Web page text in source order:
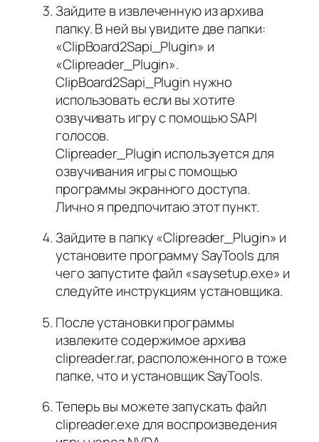
Зайдите в извлеченную из архива
папку. В ней вы увидите две папки:
«ClipBoard2Sapi_Plugin» и
«Clipreader_Plugin».
ClipBoard2Sapi_Plugin нужно
использовать если вы хотите
озвучивать игру с помощью SAPI
голосов.
Clipreader_Plugin используется для
озвучивания игры с помощью
программы экранного доступа.
Лично я предпочитаю этот пункт.
Зайдите в папку «Clipreader_Plugin» и
установите программу SayTools для
чего запустите файл «saysetup.exe» и
следуйте инструкциям установщика.
После установки программы
извлеките содержимое архива
clipreader.rar, расположенного в тоже
папке, что и установщик SayTools.
Теперь вы можете запускать файл
clipreader.exe для воспроизведения